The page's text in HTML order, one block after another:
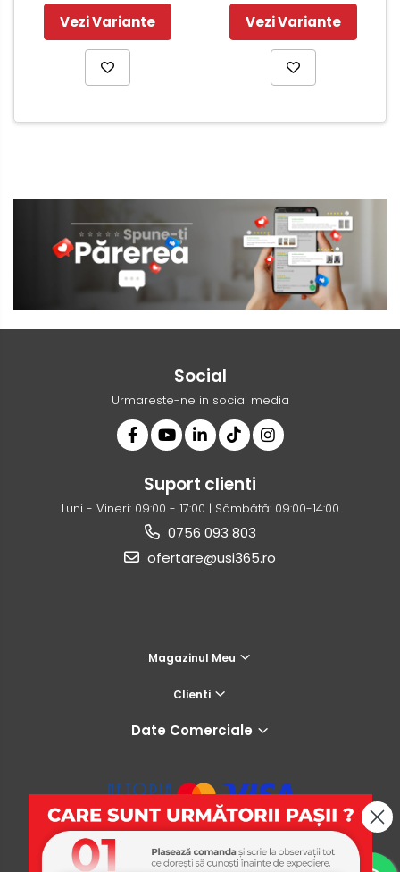
Vezi Variante Vezi Variante
Social
Urmareste-ne in social media
Suport clienti
Luni - Vineri: 09:00 - 17:00 | Sâmbătă: 09:00-14:00
0756 093 803
ofertare@usi365.ro
Magazinul Meu
Clienti
Date Comerciale